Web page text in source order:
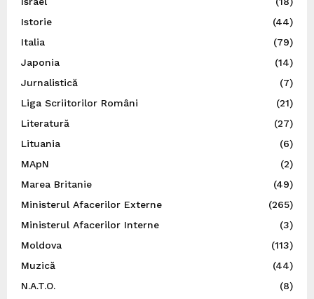
Istorie
(44)
Italia
(79)
Japonia
(14)
Jurnalistică
(7)
Liga Scriitorilor Români
(21)
Literatură
(27)
Lituania
(6)
MApN
(2)
Marea Britanie
(49)
Ministerul Afacerilor Externe
(265)
Ministerul Afacerilor Interne
(3)
Moldova
(113)
Muzică
(44)
N.A.T.O.
(8)